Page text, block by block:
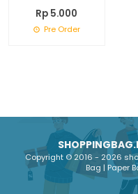
Rp 5.000
Pre Order
Copyright © 2016 - 2026
Bag | Paper